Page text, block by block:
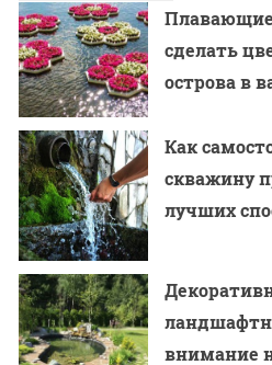
Плавающие
сделать
острова в
Как
скважину
лучших
внимание